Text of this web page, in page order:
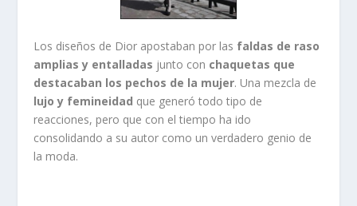
Los diseños de Dior apostaban por las faldas de raso
amplias y entalladas junto con chaquetas que
destacaban los pechos de la mujer. Una mezcla de
lujo y femineidad que generó todo tipo de
reacciones, pero que con el tiempo ha ido
consolidando a su autor como un verdadero genio de
la moda.